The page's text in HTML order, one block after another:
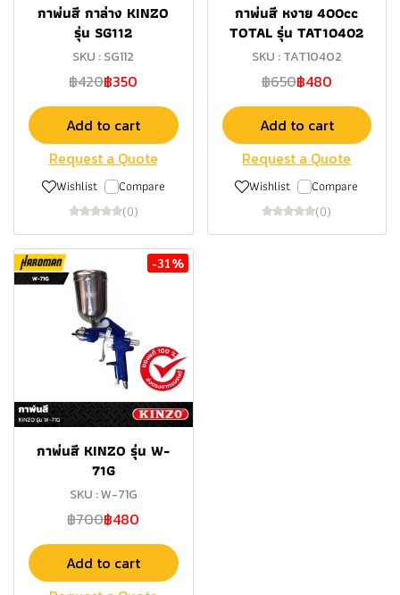
กาพ่นสี กาล่าง KINZO
รุ่น SG112
SKU : SG112
฿420฿350
Add to cart
Request a Quote
Wishlist Compare
(0)
กาพ่นสี หงาย 400cc
TOTAL รุ่น TAT10402
SKU : TAT10402
฿650฿480
Add to cart
Request a Quote
Wishlist Compare
(0)
-31%
กาพ่นสี KINZO รุ่น W-
71G
SKU : W-71G
฿700฿480
Add to cart